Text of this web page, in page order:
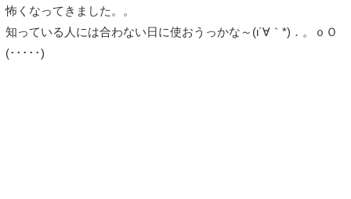
怖くなってきました。。
知っている人には合わない日に使おうっかな～(ι´∀｀*)．。ｏＯ
(･････)